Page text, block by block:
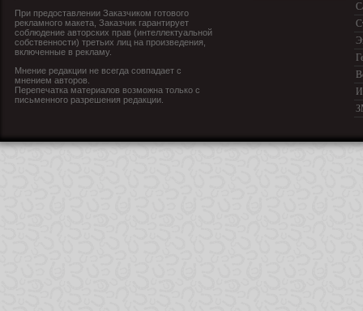
При предоставлении Заказчиком готового
рекламного макета, Заказчик гарантирует
соблюдение авторских прав (интеллектуальной
собственности) третьих лиц на произведения,
включенные в рекламу.
Мнение редакции не всегда совпадает с
мнением авторов.
Перепечатка материалов возможна только с
письменного разрешения редакции.